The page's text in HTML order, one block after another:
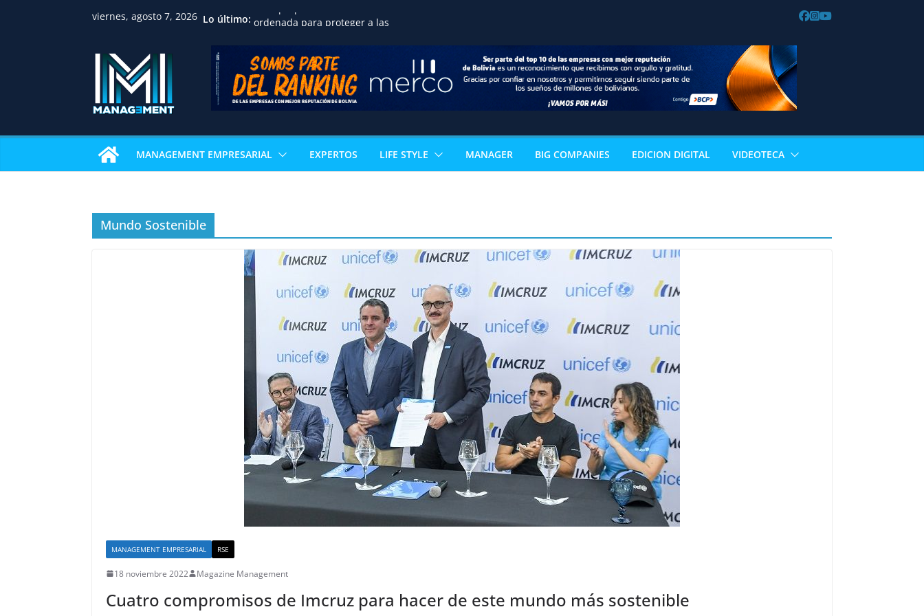
viernes, agosto 7, 2026 Lo último:
CBDI propone una transición
ordenada para proteger a las
familias, preservar la seguridad
jurídica y fortalecer el desarrollo
inmobiliario de terrenos
Huawei reconoce la excelencia
académica de estudiante de
internacional
IBCE revela los sectores que
Nicaragua acelera la
profesionalización ganadera y
consolida un negocio de alto valor
en Centroamérica
MANAGEMENT EMPRESARIAL EXPERTOS LIFE STYLE MANAGER BIG COMPANIES EDICION DIGITAL VIDEOTECA
Mundo Sostenible
MANAGEMENT EMPRESARIAL RSE
18 noviembre 2022 Magazine Management
Cuatro compromisos de Imcruz para hacer de este mundo más sostenible